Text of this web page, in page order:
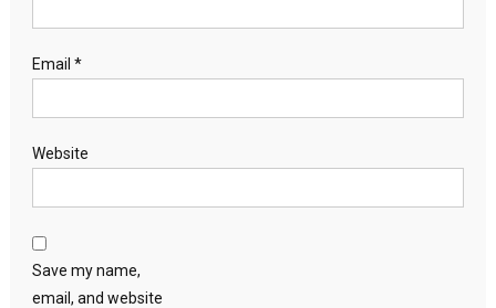
Email *
Website
Save my name,
email, and website